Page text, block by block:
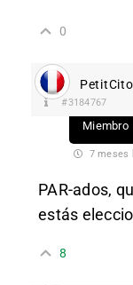
0
#3184767
Miembro
7 meses
PAR-ados,
estás
8